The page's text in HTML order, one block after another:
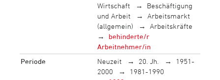
Wirtschaft
Beschäftigung
und Arbeit
Arbeitsmarkt
(allgemein)
Arbeitskräfte
behinderte/r
Arbeitnehmer/in
Periode
Neuzeit 20. Jh.
1951-
2000
1981-1990